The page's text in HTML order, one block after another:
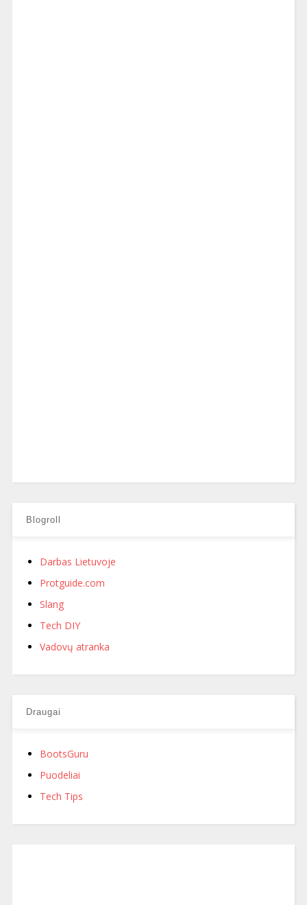
Blogroll
Darbas Lietuvoje
Protguide.com
Slang
Tech DIY
Vadovų atranka
Draugai
BootsGuru
Puodeliai
Tech Tips